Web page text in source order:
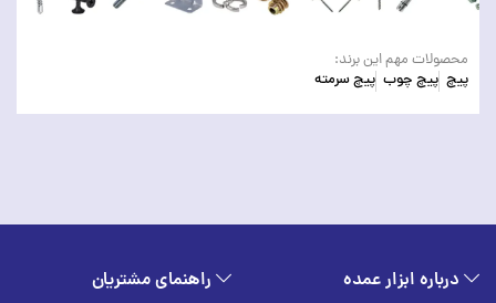
محصولات مهم این برند:
پیچ پیچ چوب پیچ سرمته
درباره ابزار عمده راهنمای مشتریان